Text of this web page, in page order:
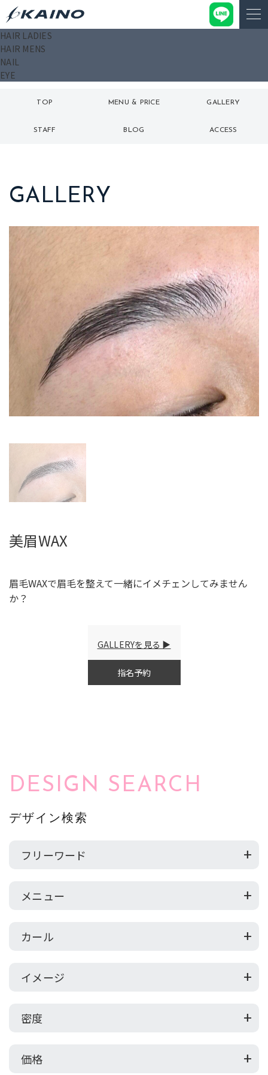
HAIR LADIES
HAIR MENS
NAIL
EYE
TOP
トップ
MENU & PRICE
メニュー
GALLERY
ギャラリー
STAFF BLOG ACCESS
GALLERY
美眉WAX
眉毛WAXで眉毛を整えて一緒にイメチェンしてみません
か？
GALLERYを見る
指名予約
DESIGN SEARCH
デザイン検索
フリーワード
メニュー
カール
イメージ
密度
価格